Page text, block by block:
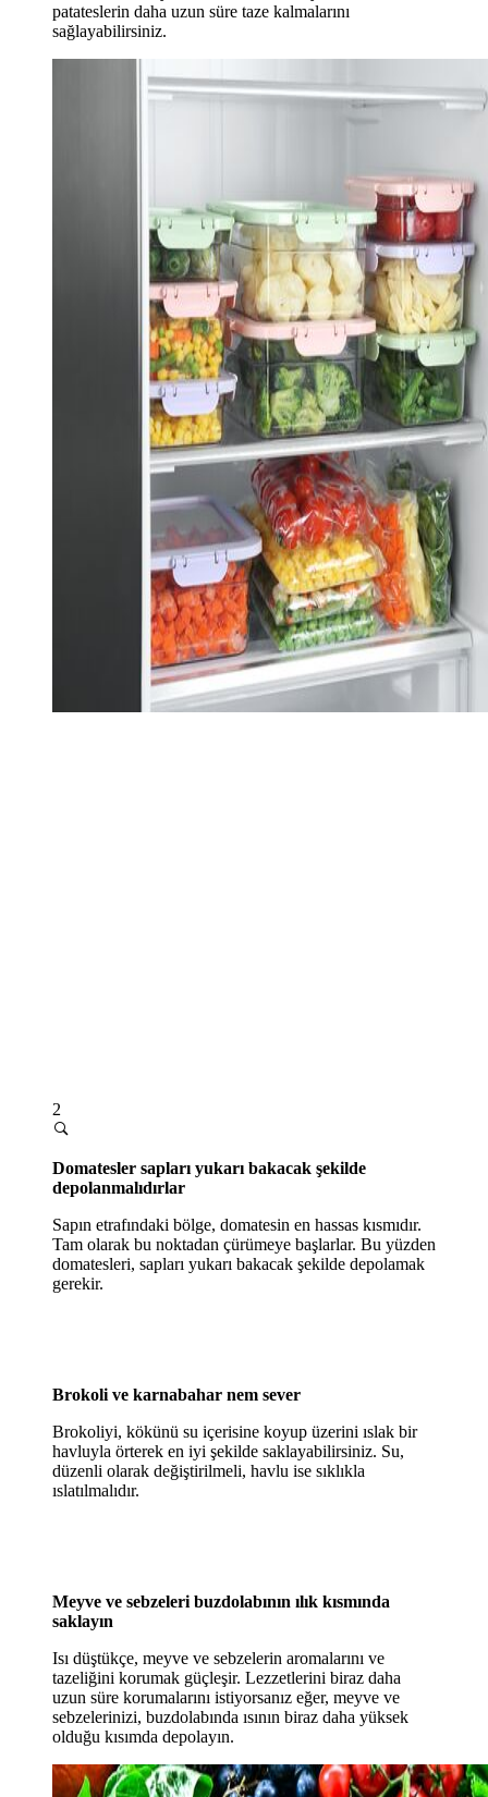
patateslerin daha uzun süre taze kalmalarını
sağlayabilirsiniz.
2
Domatesler sapları yukarı bakacak şekilde
depolanmalıdırlar
Sapın etrafındaki bölge, domatesin en hassas kısmıdır.
Tam olarak bu noktadan çürümeye başlarlar. Bu yüzden
domatesleri, sapları yukarı bakacak şekilde depolamak
gerekir.
Brokoli ve karnabahar nem sever
Brokoliyi, kökünü su içerisine koyup üzerini ıslak bir
havluyla örterek en iyi şekilde saklayabilirsiniz. Su,
düzenli olarak değiştirilmeli, havlu ise sıklıkla
ıslatılmalıdır.
Meyve ve sebzeleri buzdolabının ılık kısmında
saklayın
Isı düştükçe, meyve ve sebzelerin aromalarını ve
tazeliğini korumak güçleşir. Lezzetlerini biraz daha
uzun süre korumalarını istiyorsanız eğer, meyve ve
sebzelerinizi, buzdolabında ısının biraz daha yüksek
olduğu kısımda depolayın.